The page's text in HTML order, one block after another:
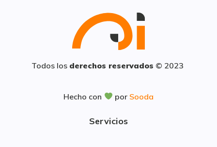
Todos los derechos reservados © 2023
Hecho con por Sooda
Servicios